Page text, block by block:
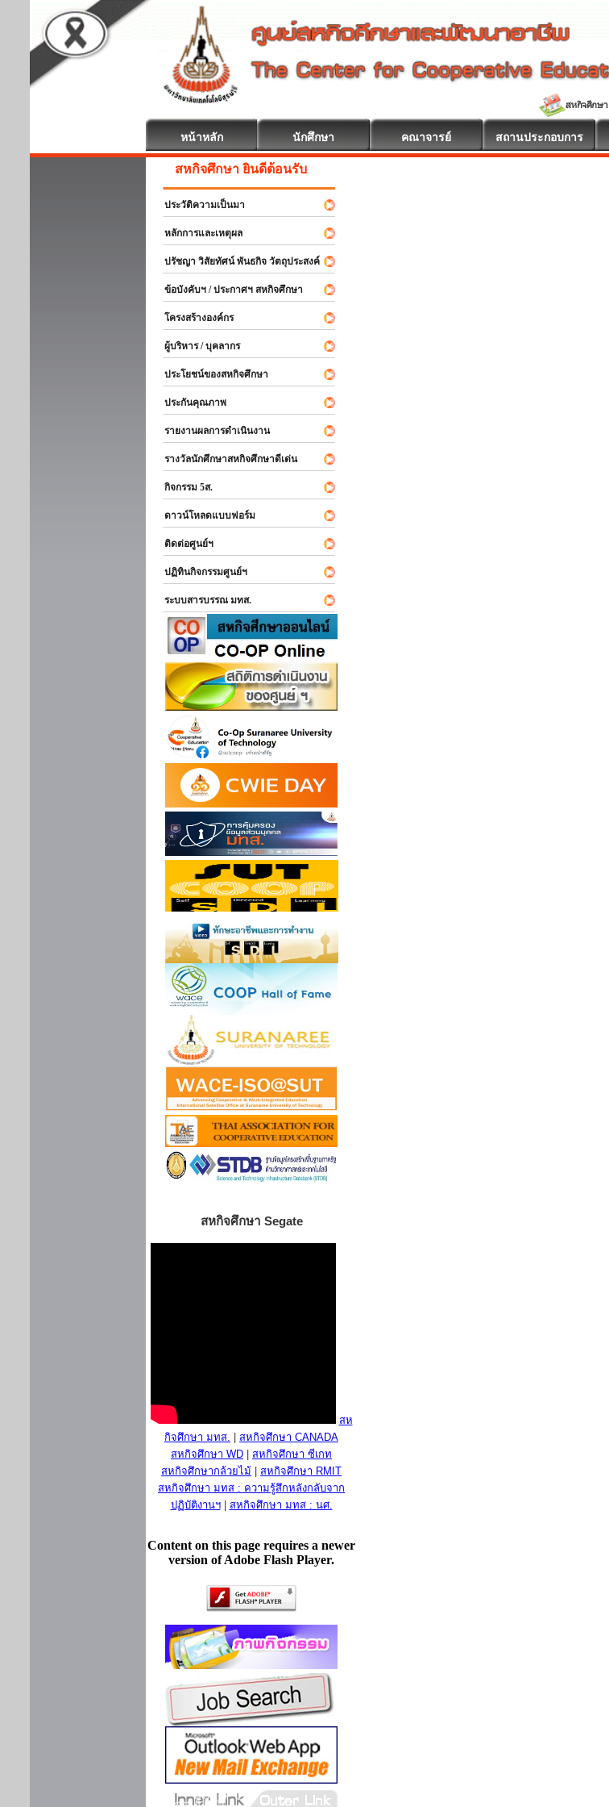
หน้าหลัก นักศึกษา คณาจารย์ สถานประกอบการ
สหกิจศึกษา ยินดีต้อนรับ
ประวัติความเป็นมา
หลักการและเหตุผล
ปรัชญา วิสัยทัศน์ พันธกิจ วัตถุประสงค์
ข้อบังคับฯ / ประกาศฯ สหกิจศึกษา
โครงสร้างองค์กร
ผู้บริหาร / บุคลากร
ประโยชน์ของสหกิจศึกษา
ประกันคุณภาพ
รายงานผลการดำเนินงาน
รางวัลนักศึกษาสหกิจศึกษาดีเด่น
กิจกรรม 5ส.
ดาวน์โหลดแบบฟอร์ม
ติดต่อศูนย์ฯ
ปฏิทินกิจกรรมศูนย์ฯ
ระบบสารบรรณ มทส.
สหกิจศึกษา Segate
สห
กิจศึกษา มทส.
สหกิจศึกษา CANADA
สหกิจศึกษา WD
สหกิจศึกษา ซีเกท
สหกิจศึกษากล้วยไม้
สหกิจศึกษา RMIT
สหกิจศึกษา มทส : ความรู้สึกหลังกลับจาก
ปฏิบัติงานฯ| สหกิจศึกษา มทส : นศ.
Content on this page requires a newer
version of Adobe Flash Player.